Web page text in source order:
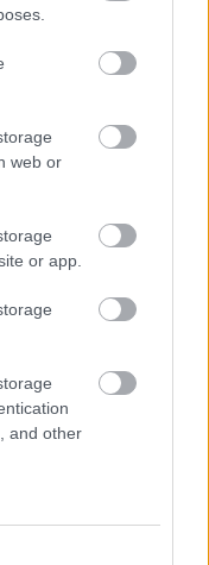
web or
or app.
and other
írt szövegével
Nemzeti
Medgyessy Éva
viszik színre. A
magyarság kerül
tovább